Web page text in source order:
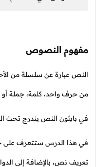
مفهوم النصوص
النص عبارة عن سلسلة من
من حرف واحد، كلمة، جملة أو
في بايثون النص يندرج تحت
في هذا الدرس ستتعرف على
تعريف نص، بالإضافة إلى